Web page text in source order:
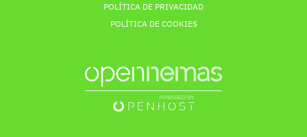
POLÍTICA DE PRIVACIDAD
POLÍTICA DE COOKIES